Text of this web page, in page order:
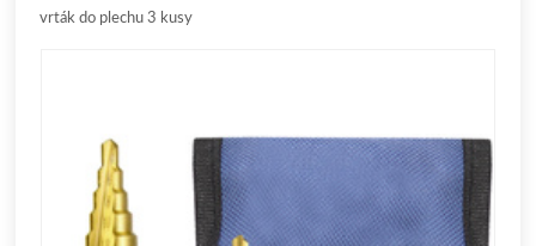
vrták do plechu 3 kusy